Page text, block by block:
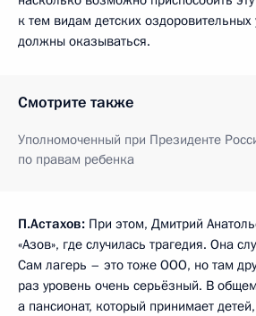
к тем видам детских оздоровительных
должны оказываться.
Смотрите также
Уполномоченный при Президенте
по правам ребенка
П.Астахов: При этом, Дмитрий
«Азов», где случилась трагедия. Она
Сам лагерь – это тоже ООО, но там
раз уровень очень серьёзный. В
а пансионат, который принимает